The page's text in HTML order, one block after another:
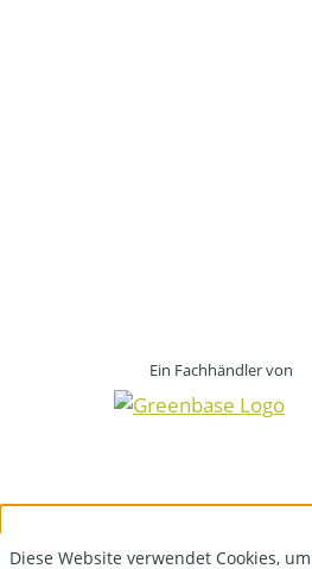
Ein Fachhändler von
Diese Website verwendet Cookies,